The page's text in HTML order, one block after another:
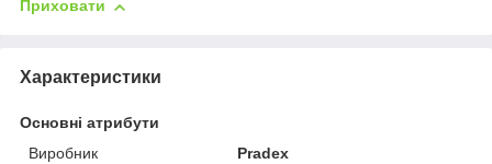
Приховати
Характеристики
Основні атрибути
Виробник
Pradex